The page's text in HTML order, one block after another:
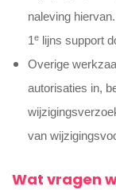
naleving
1 e
lijns support
Overige
autorisaties in,
van
Wat vragen